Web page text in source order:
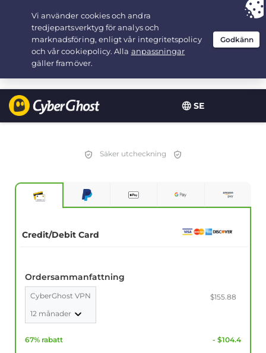
SE
Your choice:The Best Dealfor 3.3333333333333-years at $
/month
Säker utcheckning
Credit/Debit Card
Ordersammanfattning
CyberGhost VPN
12 månader
$155.88
67% rabatt - $104.4